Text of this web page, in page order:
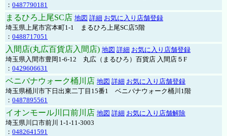
： 0487790181
まるひろ上尾SC店 地図 詳細 お気に入り店舗登録
埼玉県上尾市宮本町1-1 まるひろ上尾SC店5階
： 0488717051
入間店(丸広百貨店入間店) 地図 詳細 お気に入り店舗登録
埼玉県入間市豊岡1-6-12 丸広（まるひろ）百貨店 入間店５F
： 0429606631
ベニバナウォーク桶川店 地図 詳細 お気に入り店舗登録
埼玉県桶川市下日出東二丁目15番1 ベニバナウォーク桶川1階
： 0487895561
イオンモール川口前川店 地図 詳細 お気に入り店舗解除
埼玉県川口市前川 1-1-11-3003
： 0482641591